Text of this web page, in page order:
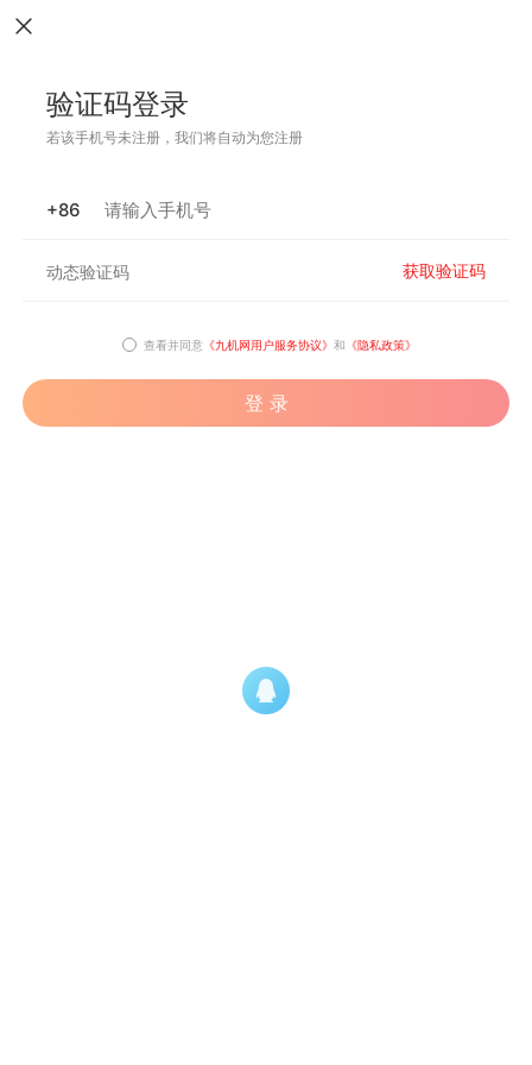
验证码登录
若该手机号未注册，我们将自动为您注册
+86
获取验证码
查看并同意 《九机网用户服务协议》 和 《隐私政策》
登 录